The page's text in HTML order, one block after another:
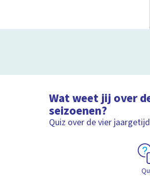
Wat weet jij over
seizoenen?
Quiz over de vier